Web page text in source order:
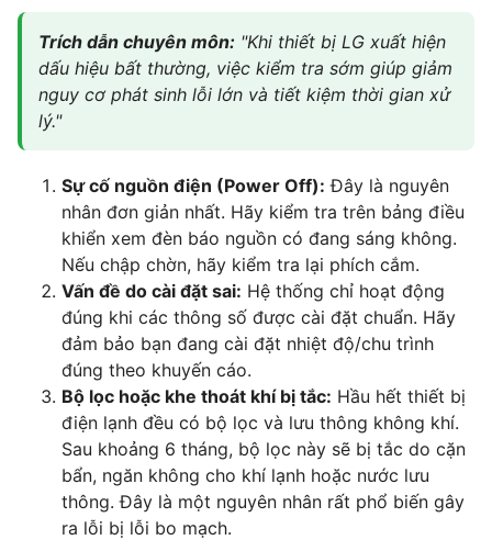
Trích dẫn chuyên môn: "Khi thiết bị LG xuất hiện
dấu hiệu bất thường, việc kiểm tra sớm giúp giảm
nguy cơ phát sinh lỗi lớn và tiết kiệm thời gian xử
lý."
Sự cố nguồn điện (Power Off): Đây là nguyên
nhân đơn giản nhất. Hãy kiểm tra trên bảng điều
khiển xem đèn báo nguồn có đang sáng không.
Nếu chập chờn, hãy kiểm tra lại phích cắm.
Vấn đề do cài đặt sai: Hệ thống chỉ hoạt động
đúng khi các thông số được cài đặt chuẩn. Hãy
đảm bảo bạn đang cài đặt nhiệt độ/chu trình
đúng theo khuyến cáo.
Bộ lọc hoặc khe thoát khí bị tắc: Hầu hết thiết bị
điện lạnh đều có bộ lọc và lưu thông không khí.
Sau khoảng 6 tháng, bộ lọc này sẽ bị tắc do cặn
bẩn, ngăn không cho khí lạnh hoặc nước lưu
thông. Đây là một nguyên nhân rất phổ biến gây
ra lỗi bị lỗi bo mạch.